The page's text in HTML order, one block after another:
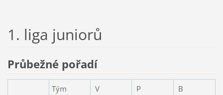
1. liga juniorů
Průbežné pořadí
Tým V P B